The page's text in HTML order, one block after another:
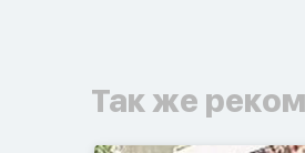
Так же